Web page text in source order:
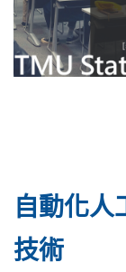
自動化人
技術